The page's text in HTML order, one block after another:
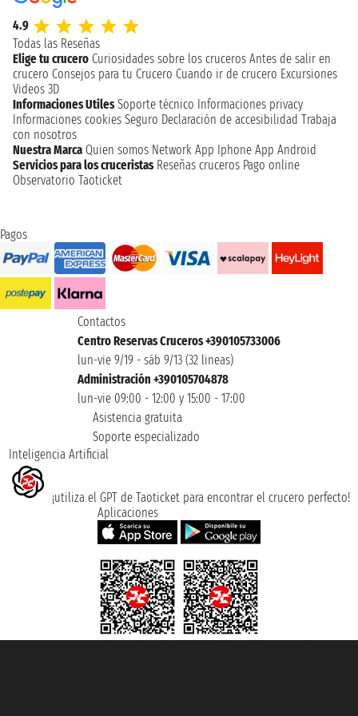
4.9
Todas las Reseñas
Elige tu crucero Curiosidades sobre los cruceros Antes de salir en
crucero Consejos para tu Crucero Cuando ir de crucero Excursiones
Videos 3D
Informaciones Utiles Soporte técnico Informaciones privacy
Informaciones cookies Seguro Declaración de accesibilidad Trabaja
con nosotros
Nuestra Marca Quien somos Network App Iphone App Android
Servicios para los cruceristas Reseñas cruceros Pago online
Observatorio Taoticket
Pagos
Contactos
Centro Reservas Cruceros +390105733006
lun-vie 9/19 - sáb 9/13 (32 lineas)
Administración +390105704878
lun-vie 09:00 - 12:00 y 15:00 - 17:00
Asistencia gratuita
Soporte especializado
Inteligencia Artificial
¡utiliza el GPT de Taoticket para encontrar el crucero perfecto!
Aplicaciones